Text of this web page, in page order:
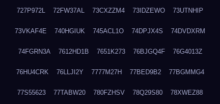
727P972L 72FW37AL 73CXZZM4 73IDZEWO 73UTNHIP
73VKAF4E 740HGIUK 745ACL1O 74DPJX4S 74DVDXRM
74FGRN3A 7612HD1B 7651K273 76BJGQ4F 76G4013Z
76HU4CRK 76LLJI2Y 7777M27H 77BED9B2 77BGMMG4
77S55623 77TABW20 780FZHSV 78Q29S80 78XWEZ88